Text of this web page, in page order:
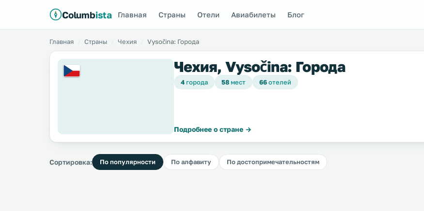
Columbista Главная Страны Отели Авиабилеты Блог
Главная Страны Чехия Vysočina: Города
Чехия, Vysočina: Города
4 города 58 мест 66отелей
Подробнее о стране →
Сортировка: По популярности По алфавиту По достопримечательностям